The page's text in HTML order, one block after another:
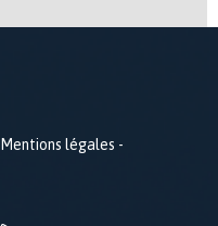
Mentions légales -